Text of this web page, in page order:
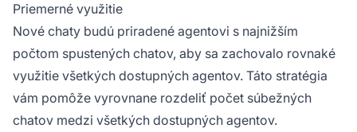
Priemerné využitie
Nové chaty budú priradené agentovi s najnižším
počtom spustených chatov, aby sa zachovalo rovnaké
využitie všetkých dostupných agentov. Táto stratégia
vám pomôže vyrovnane rozdeliť počet súbežných
chatov medzi všetkých dostupných agentov.